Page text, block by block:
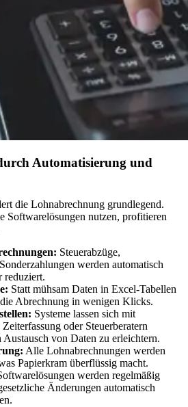
Automatisierung und
die Lohnabrechnung grundlegend.
Softwarelösungen nutzen, profitieren
Steuerabzüge,
werden automatisch
reduziert.
Statt mühsam Daten in Excel-Tabellen
Abrechnung in wenigen Klicks.
Systeme lassen sich mit
oder Steuerberatern
von Daten zu erleichtern.
Alle Lohnabrechnungen werden
Papierkram überflüssig macht.
werden regelmäßig
Änderungen automatisch